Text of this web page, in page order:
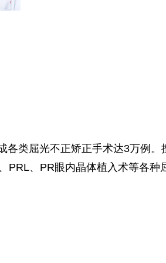
类屈光不正矫正手术达3万例
、PR眼内晶体植入术等各种